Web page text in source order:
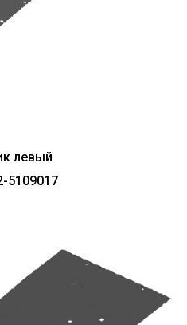
левый
5109017